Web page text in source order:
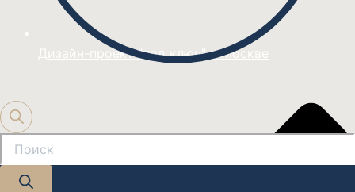
Дизайн-проект "под ключ" в Москве